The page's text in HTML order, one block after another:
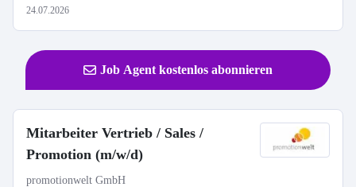
24.07.2026
Job Agent kostenlos abonnieren
Mitarbeiter Vertrieb / Sales /
Promotion (m/w/d)
promotionwelt GmbH